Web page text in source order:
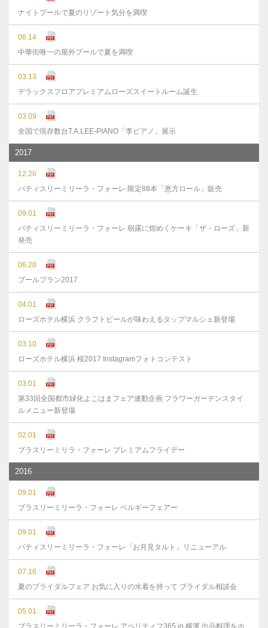
ナイトプールで夏のリゾート気分を満喫
06.14
中華街唯一の屋外プールで夏を満喫
03.13
デラックスフロアプレミアムローズスイートルーム誕生
03.09
全国で現存数台T.A.LEE-PIANO「李ピアノ」展示
2017
12.26
パティスリーミリーラ・フォーレ 限定88本「恵方ロール」販売
09.01
パティスリーミリーラ・フォーレ 朝露に煌めくケーキ「ザ・ローズ」新
発売
06.20
プールプラン2017
04.01
ローズホテル横浜 クラフトビールが味わえるタップマルシェ新登場
03.10
ローズホテル横浜 桜2017 Instagramフォトコンテスト
03.01
第33回全国都市緑化よこはまフェア連動企画 フラワーガーデンスタイ
ルメニュー新登場
02.01
ブラスリーミリラ・フォーレ プレミアムフライデー
2016
09.01
ブラスリーミリーラ・フォーレ ベルギーフェアー
09.01
パティスリーミリーラ・フォーレ「お月見タルト」リニューアル
07.16
夏のブライダルフェア お気に入りの水着を持って ブライダル相談会
05.01
ブラスリーミリーラ・フォーレ アペリティフ365 in 横濱 出品料理をホ